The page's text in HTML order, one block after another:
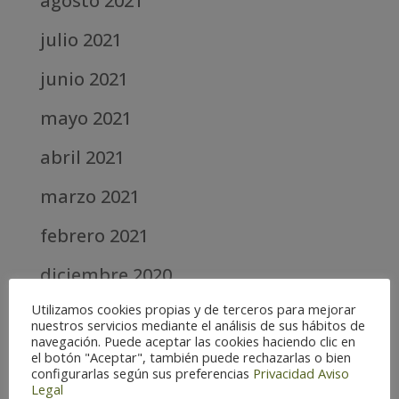
julio 2021
junio 2021
mayo 2021
abril 2021
marzo 2021
febrero 2021
diciembre 2020
abril 2020
marzo 2020
febrero 2019
Utilizamos cookies propias y de terceros para mejorar
nuestros servicios mediante el análisis de sus hábitos de
navegación. Puede aceptar las cookies haciendo clic en
el botón "Aceptar", también puede rechazarlas o bien
configurarlas según sus preferencias Privacidad Aviso
Legal